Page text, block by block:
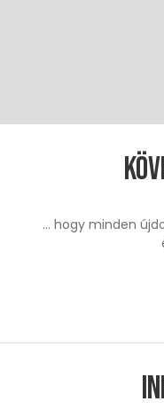
... hogy minden